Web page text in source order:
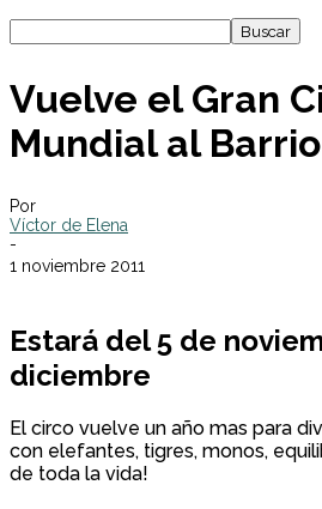
Vuelve el Gran
Mundial al
Por
Víctor de Elena
-
1 noviembre 2011
Estará del 5 de
diciembre
El circo vuelve un año mas para
con elefantes, tigres, monos,
de toda la vida!